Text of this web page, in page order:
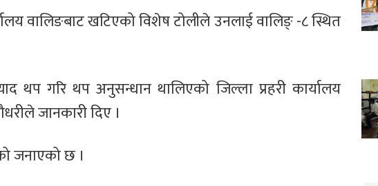
वालिङबाट खटिएको विशेष टोलीले उनलाई वालिङ् -८ स्थित
थप गरि थप अनुसन्धान थालिएको जिल्ला प्रहरी कार्यालय
जानकारी दिए ।
जनाएको छ ।